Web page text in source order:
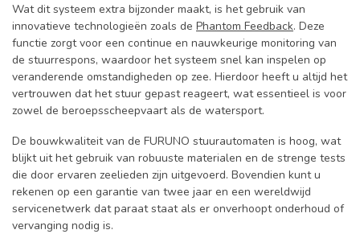
Wat dit systeem extra bijzonder maakt, is het gebruik van
innovatieve technologieën zoals de Phantom Feedback. Deze
functie zorgt voor een continue en nauwkeurige monitoring van
de stuurrespons, waardoor het systeem snel kan inspelen op
veranderende omstandigheden op zee. Hierdoor heeft u altijd het
vertrouwen dat het stuur gepast reageert, wat essentieel is voor
zowel de beroepsscheepvaart als de watersport.
De bouwkwaliteit van de FURUNO stuurautomaten is hoog, wat
blijkt uit het gebruik van robuuste materialen en de strenge tests
die door ervaren zeelieden zijn uitgevoerd. Bovendien kunt u
rekenen op een garantie van twee jaar en een wereldwijd
servicenetwerk dat paraat staat als er onverhoopt onderhoud of
vervanging nodig is.